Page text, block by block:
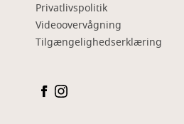
Privatlivspolitik
Videoovervågning
Tilgængelighedserklæring